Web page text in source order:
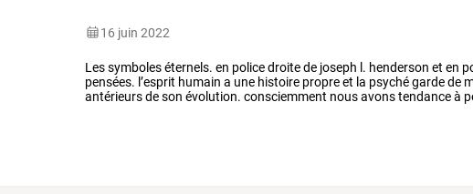
16 juin 2022
Lessymboleséternels. en policedroitede joseph l. henderson et en
pensées. l’esprit humain a une histoire propreet la psychégardede
antérieursdeson évolution. consciemment nousavonstendanceà